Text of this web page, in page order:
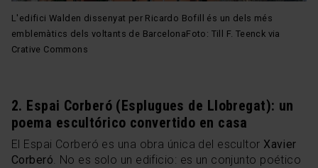
L'edifici Walden dissenyat per Ricardo Bofill és un dels més
emblemàtics dels voltants de BarcelonaFoto: Till F. Teenck via
Crative Commons
2. Espai Corberó (Esplugues de Llobregat): un
poema escultórico convertido en casa
El Espai Corberó es una obra única del escultor Xavier
Corberó. No es solo un edificio: es un conjunto poético